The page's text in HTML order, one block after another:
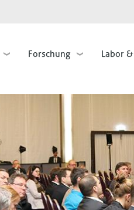
Forschung Labor